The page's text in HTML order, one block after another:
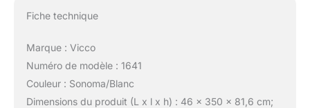
Fiche technique
Marque : Vicco
Numéro de modèle : 1641
Couleur : Sonoma/Blanc
Dimensions du produit (L x l x h) : 46 x 350 x 81,6 cm;